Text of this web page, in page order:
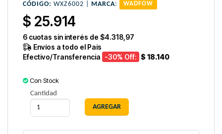
CÓDIGO: WXZ6002 | MARCA: WADFOW
$ 25.914
6 cuotas sin interés de $4.318,97
Envíos a todo el País
Efectivo/Transferencia -30% Off: $ 18.140
Con Stock
Cantidad